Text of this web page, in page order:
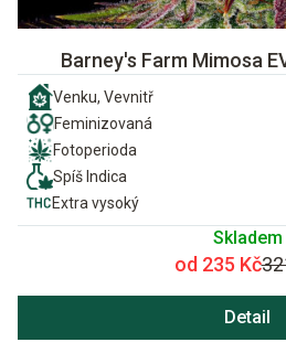
Barney's Farm Mimosa
Venku, Vevnitř
Feminizovaná
Fotoperioda
Spíš Indica
Extra vysoký
Skladem
od 235 Kč
Detail